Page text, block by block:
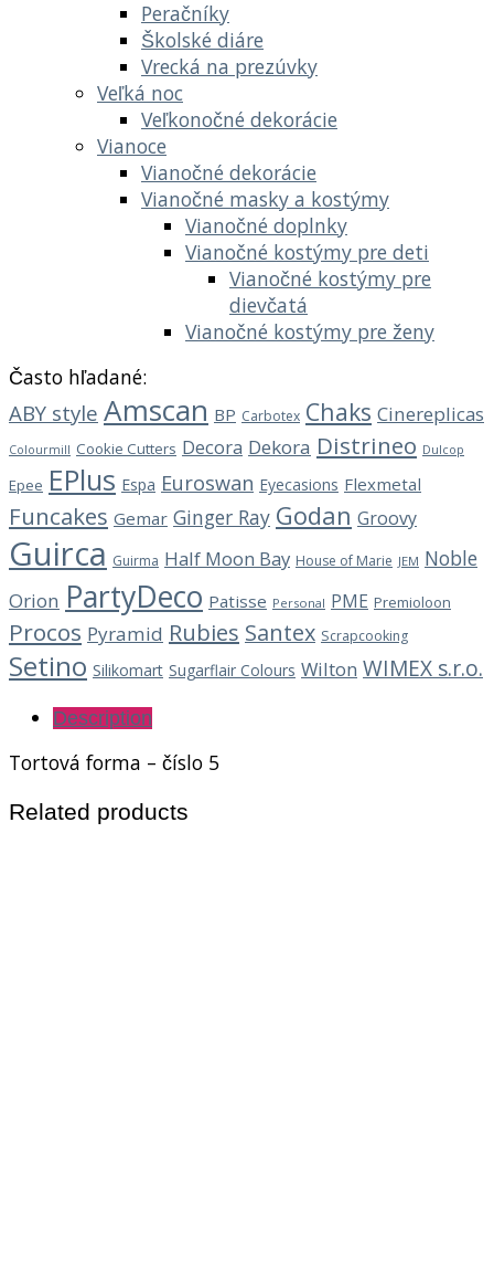
Peračníky
Školské diáre
Vrecká na prezúvky
Veľká noc
Veľkonočné dekorácie
Vianoce
Vianočné dekorácie
Vianočné masky a kostýmy
Vianočné doplnky
Vianočné kostýmy pre deti
Vianočné kostýmy pre
dievčatá
Vianočné kostýmy pre ženy
Často hľadané:
ABY style Amscan BP Carbotex Chaks Cinereplicas
Colourmill Cookie Cutters Decora Dekora Distrineo Dulcop
Epee EPlus Espa Euroswan Eyecasions Flexmetal
Funcakes Gemar Ginger Ray Godan Groovy
Guirca Guirma Half Moon Bay House of Marie JEM Noble
Orion PartyDeco Patisse Personal PME Premioloon
Procos Pyramid Rubies Santex Scrapcooking
Setino Silikomart Sugarflair Colours Wilton WIMEX s.r.o.
Description
Tortová forma – číslo 5
Related products